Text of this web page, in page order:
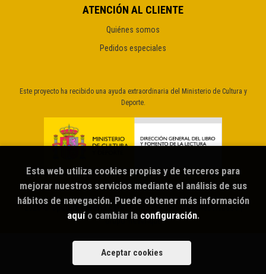
ATENCIÓN AL CLIENTE
Quiénes somos
Pedidos especiales
Este proyecto ha recibido una ayuda extraordinaria del Ministerio de Cultura y
Deporte.
Sputnik librería café
Grupo Trevenque
Esta web utiliza cookies propias y de terceros para
mejorar nuestros servicios mediante el análisis de sus
hábitos de navegación. Puede obtener más información
aquío cambiar la configuración.
Aceptar cookies